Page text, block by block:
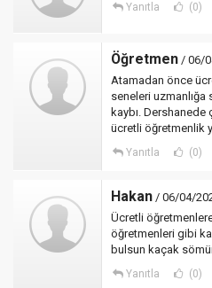
Yanıtla (0)
Öğretmen / 06/
Atamadan önce
seneleri uzmanlığa
kaybı. Dershanede
ücretli öğretmenlik
Yanıtla (0)
Hakan / 06/04/
Ücretli
öğretmenleri gibi
bulsun kaçak
Yanıtla (0)